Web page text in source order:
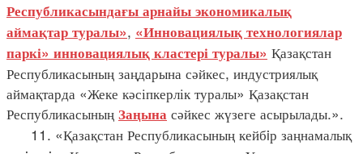
Республикасындағы арнайы экономикалық
аймақтар туралы», «Инновациялық технологиялар
паркі» инновациялық кластері туралы» Қазақстан
Республикасының заңдарына сәйкес, индустриялық
аймақтарда «Жеке кәсіпкерлік туралы» Қазақстан
Республикасының Заңына сәйкес жүзеге асырылады.».
11. «Қазақстан Республикасының кейбiр заңнамалық